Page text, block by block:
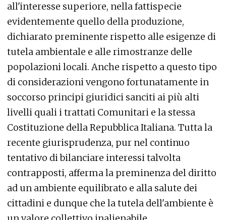
all'interesse superiore, nella fattispecie
evidentemente quello della produzione,
dichiarato preminente rispetto alle esigenze di
tutela ambientale e alle rimostranze delle
popolazioni locali. Anche rispetto a questo tipo
di considerazioni vengono fortunatamente in
soccorso principi giuridici sanciti ai più alti
livelli quali i trattati Comunitari e la stessa
Costituzione della Repubblica Italiana. Tutta la
recente giurisprudenza, pur nel continuo
tentativo di bilanciare interessi talvolta
contrapposti, afferma la preminenza del diritto
ad un ambiente equilibrato e alla salute dei
cittadini e dunque che la tutela dell'ambiente è